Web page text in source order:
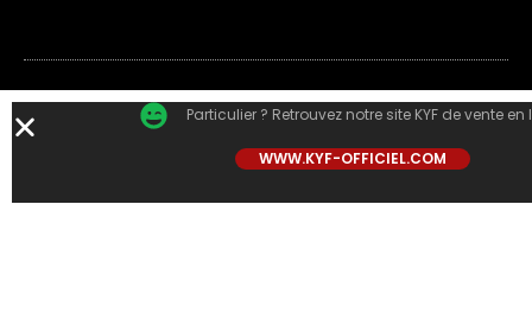
Particulier ? Retrouvez notre site KYF de vente en
WWW.KYF-OFFICIEL.COM